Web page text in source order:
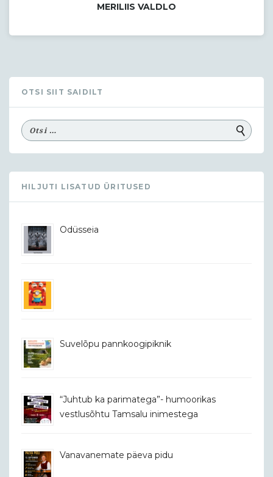
MERILIIS VALDLO
OTSI SIIT SAIDILT
HILJUTI LISATUD ÜRITUSED
Odüsseia
Suvelõpu pannkoogipiknik
“Juhtub ka parimatega”- humoorikas
vestlusõhtu Tamsalu inimestega
Vanavanemate päeva pidu